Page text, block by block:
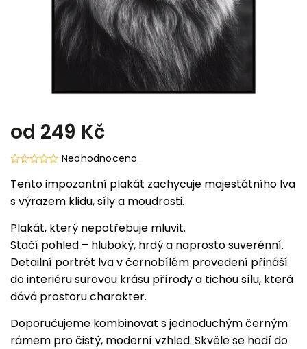
od 249 Kč
Neohodnoceno
Tento impozantní plakát zachycuje majestátního lva
s výrazem klidu, síly a moudrosti.
Plakát, který nepotřebuje mluvit.
Stačí pohled – hluboký, hrdý a naprosto suverénní.
Detailní portrét lva v černobílém provedení přináší
do interiéru surovou krásu přírody a tichou sílu, která
dává prostoru charakter.
Doporučujeme kombinovat s jednoduchým černým
rámem pro čistý, moderní vzhled. Skvěle se hodí do